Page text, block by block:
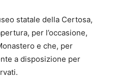
statale della Certosa,
per l’occasione,
e che, per
a disposizione per